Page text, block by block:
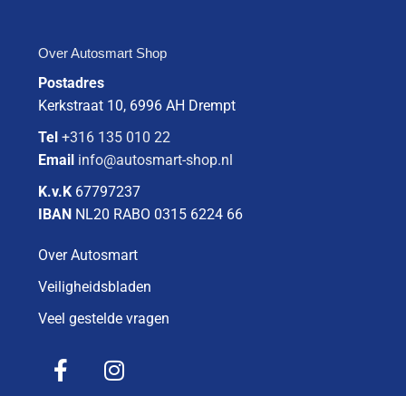
Over Autosmart Shop
Postadres
Kerkstraat 10, 6996 AH Drempt
Tel +316 135 010 22
Email info@autosmart-shop.nl
K.v.K 67797237
IBAN NL20 RABO 0315 6224 66
Over Autosmart
Veiligheidsbladen
Veel gestelde vragen